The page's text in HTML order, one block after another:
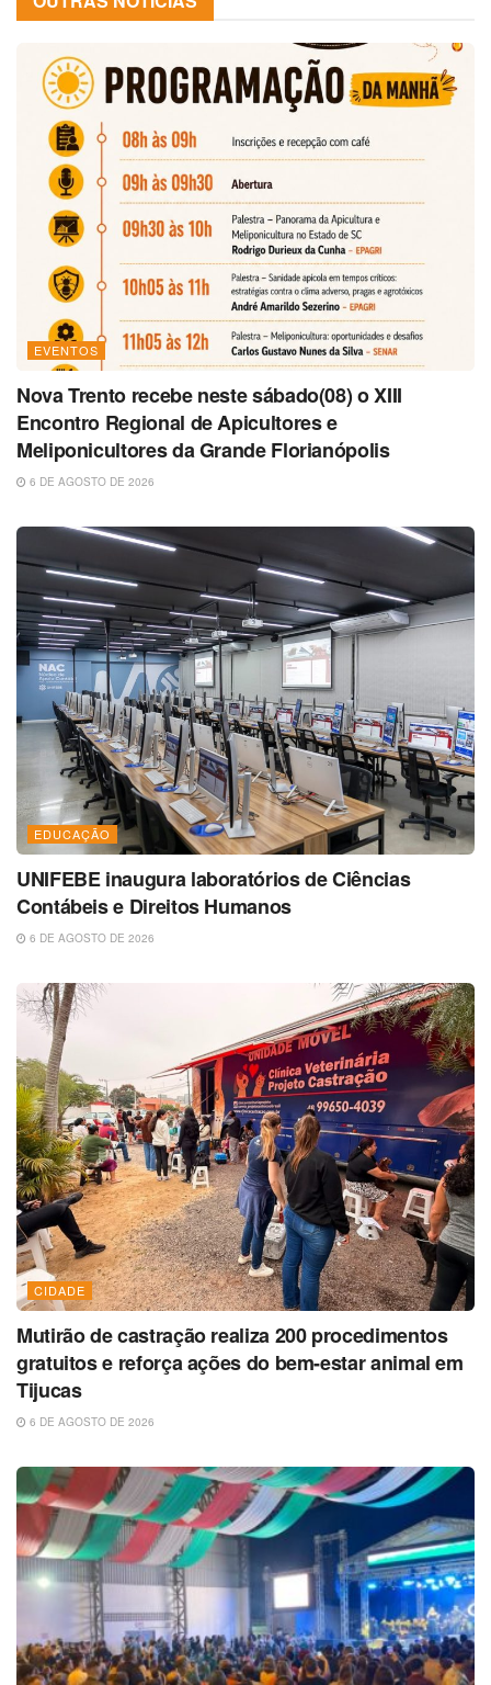
EVENTOS
Nova Trento recebe neste sábado(08) o XIII
Encontro Regional de Apicultores e
Meliponicultores da Grande Florianópolis
6 DE AGOSTO DE 2026
EDUCAÇÃO
UNIFEBE inaugura laboratórios de Ciências
Contábeis e Direitos Humanos
6 DE AGOSTO DE 2026
CIDADE
Mutirão de castração realiza 200 procedimentos
gratuitos e reforça ações do bem-estar animal em
Tijucas
6 DE AGOSTO DE 2026